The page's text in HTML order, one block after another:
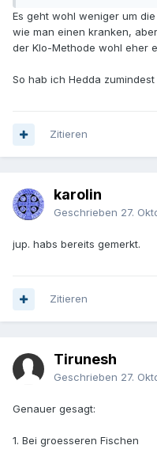
Es geht wohl weniger um
wie man einen kranken,
der Klo-Methode wohl eher
So hab ich Hedda
Zitieren
karolin
Geschrieben 27.
jup. habs bereits gemerkt.
Zitieren
Tirunesh
Geschrieben 27.
Genauer gesagt:
1. Bei groesseren Fischen